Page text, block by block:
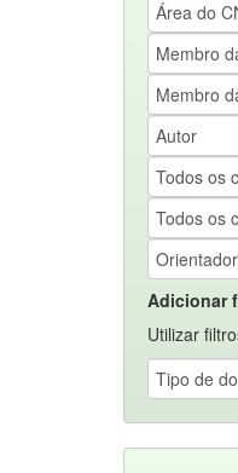
Adicionar
Utilizar